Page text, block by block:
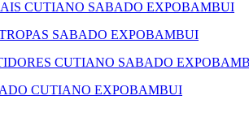
CUTIANO SABADO EXPOBAMBUI
SABADO EXPOBAMBUI
CUTIANO SABADO
CUTIANO EXPOBAMBUI